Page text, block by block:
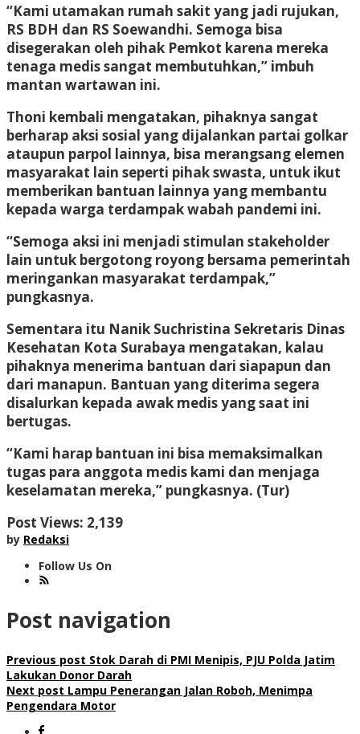
“Kami utamakan rumah sakit yang jadi rujukan,
RS BDH dan RS Soewandhi. Semoga bisa
disegerakan oleh pihak Pemkot karena mereka
tenaga medis sangat membutuhkan,” imbuh
mantan wartawan ini.
Thoni kembali mengatakan, pihaknya sangat
berharap aksi sosial yang dijalankan partai golkar
ataupun parpol lainnya, bisa merangsang elemen
masyarakat lain seperti pihak swasta, untuk ikut
memberikan bantuan lainnya yang membantu
kepada warga terdampak wabah pandemi ini.
“Semoga aksi ini menjadi stimulan stakeholder
lain untuk bergotong royong bersama pemerintah
meringankan masyarakat terdampak,”
pungkasnya.
Sementara itu Nanik Suchristina Sekretaris Dinas
Kesehatan Kota Surabaya mengatakan, kalau
pihaknya menerima bantuan dari siapapun dan
dari manapun. Bantuan yang diterima segera
disalurkan kepada awak medis yang saat ini
bertugas.
“Kami harap bantuan ini bisa memaksimalkan
tugas para anggota medis kami dan menjaga
keselamatan mereka,” pungkasnya. (Tur)
Post Views: 2,139
by Redaksi
Follow Us On
Post navigation
Previous post Stok Darah di PMI Menipis, PJU Polda Jatim
Lakukan Donor Darah
Next post Lampu Penerangan Jalan Roboh, Menimpa
Pengendara Motor